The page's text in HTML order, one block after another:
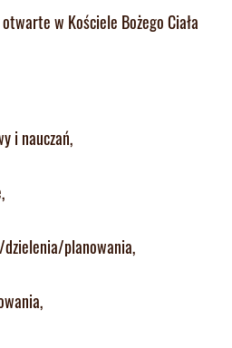
w Kościele Bożego Ciała
i nauczań,
dzielenia/planowania,